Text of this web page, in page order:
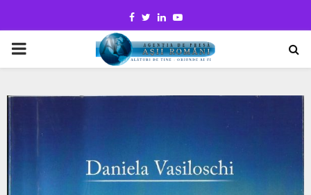
Facebook
TwitterLinkedinYoutube
PRIMARY